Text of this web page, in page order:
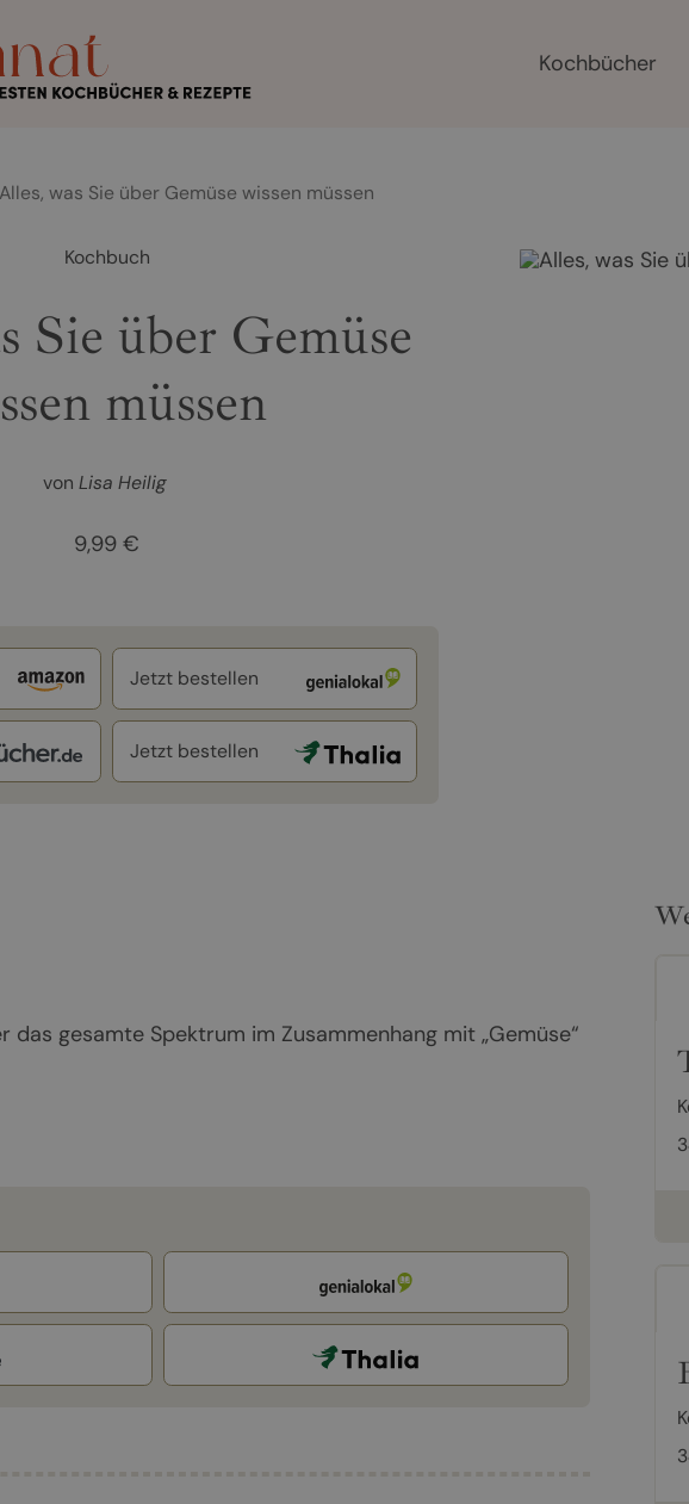
Kochbücher
Alles, was Sie über Gemüse wissen müssen
Kochbuch
Sie über Gemüse
müssen
von Lisa Heilig
9,99 €
Jetzt bestellen
Jetzt bestellen
das gesamte Spektrum im Zusammenhang mit „Gemüse“